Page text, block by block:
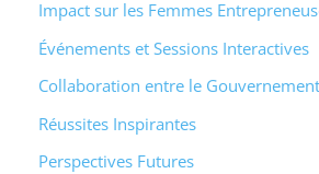
Impact sur les Femmes
Événements et Sessions Interactives
Collaboration entre le
Réussites Inspirantes
Perspectives Futures